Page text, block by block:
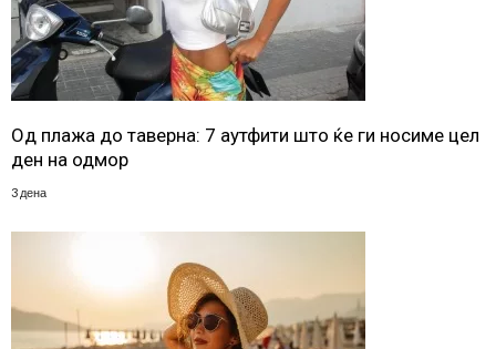
Од плажа до таверна: 7 аутфити што ќе ги носиме цел
ден на одмор
3 дена